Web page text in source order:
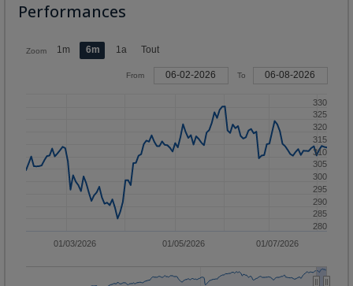
Performances
01/03/2026 01/05/2026 01/07/2026
280
285
290
295
300
305
310
315
320
325
330
Zoom 1m 6m 1a Tout
From 06-02-2026 To 06-08-2026